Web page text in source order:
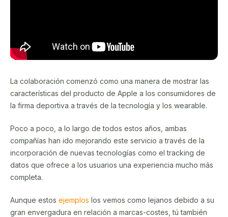
La colaboración comenzó como una manera de mostrar las
características del producto de Apple a los consumidores de
la firma deportiva a través de la tecnología y los wearable.
Poco a poco, a lo largo de todos estos años, ambas
compañías han ido mejorando este servicio a través de la
incorporación de nuevas tecnologías como el tracking de
datos que ofrece a los usuarios una experiencia mucho más
completa.
Aunque estos ejemplos los vemos como lejanos debido a su
gran envergadura en relación a marcas-costes, tú también